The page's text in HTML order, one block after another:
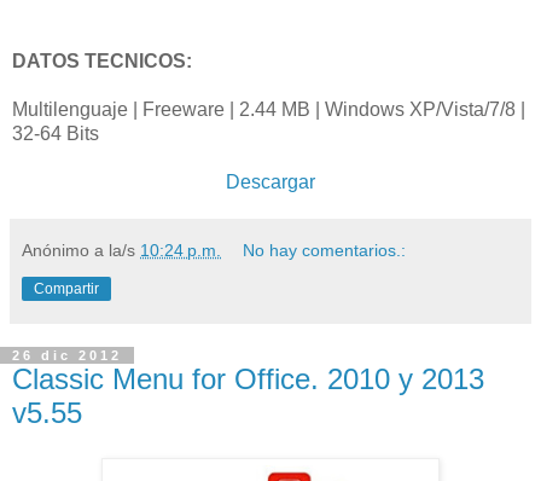
DATOS TECNICOS:
Multilenguaje | Freeware | 2.44 MB | Windows XP/Vista/7/8 |
32-64 Bits
Descargar
Anónimo a la/s 10:24 p.m. No hay comentarios.:
Compartir
26 dic 2012
Classic Menu for Office. 2010 y 2013
v5.55